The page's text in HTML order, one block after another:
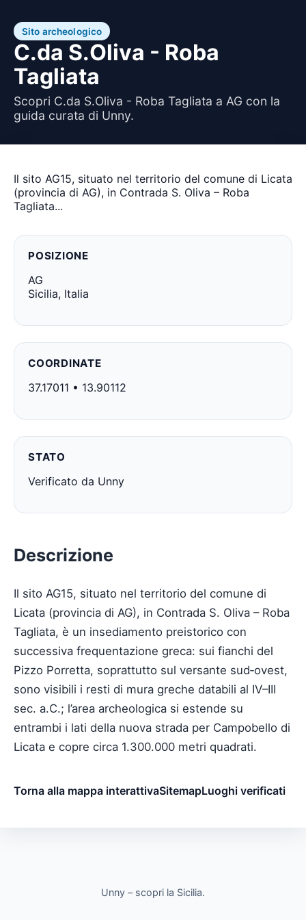
Sito archeologico
C.da S.Oliva - Roba
Tagliata
Scopri C.da S.Oliva - Roba Tagliata a AG con la
guida curata di Unny.
Il sito AG15, situato nel territorio del comune di Licata
(provincia di AG), in Contrada S. Oliva – Roba
Tagliata...
POSIZIONE
AG
Sicilia, Italia
COORDINATE
37.17011 • 13.90112
STATO
Verificato da Unny
Descrizione
Il sito AG15, situato nel territorio del comune di
Licata (provincia di AG), in Contrada S. Oliva – Roba
Tagliata, è un insediamento preistorico con
successiva frequentazione greca: sui fianchi del
Pizzo Porretta, soprattutto sul versante sud‑ovest,
sono visibili i resti di mura greche databili al IV–III
sec. a.C.; l’area archeologica si estende su
entrambi i lati della nuova strada per Campobello di
Licata e copre circa 1.300.000 metri quadrati.
Torna alla mappa interattivaSitemapLuoghi verificati
Unny – scopri la Sicilia.